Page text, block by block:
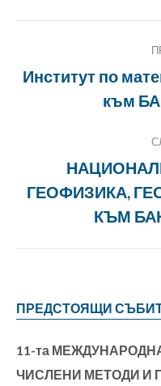
Институт по
към
ГЕОФИЗИКА,
КЪМ
ПРЕДСТОЯЩИ
11-та
ЧИСЛЕНИ МЕТОДИ И